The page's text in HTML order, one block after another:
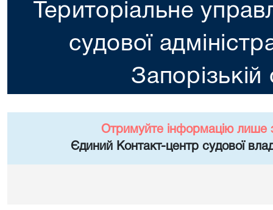
Територіальне
судової
Запорізькій
Отримуйте інформацію лише
Єдиний Контакт-центр судової